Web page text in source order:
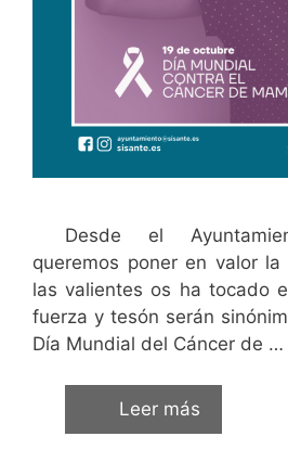
Desde el
queremos poner en valor
las valientes os ha tocado
fuerza y tesón serán
Día Mundial del Cáncer de …
Leer más